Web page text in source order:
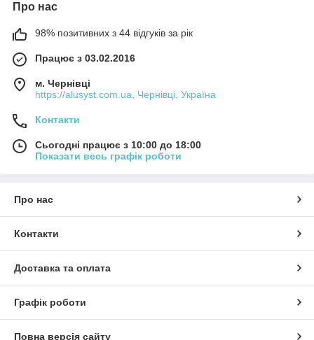
Про нас
98% позитивних з 44 відгуків за рік
Працює з 03.02.2016
м. Чернівці
https://alusyst.com.ua, Чернівці, Україна
Контакти
Сьогодні працює з 10:00 до 18:00
Показати весь графік роботи
Про нас
Контакти
Доставка та оплата
Графік роботи
Повна версія сайту